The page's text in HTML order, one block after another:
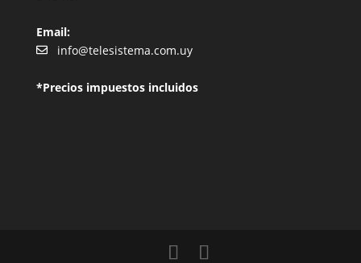
Email:
info@telesistema.com.uy
*Precios impuestos incluidos